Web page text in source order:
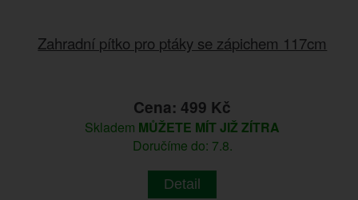
Zahradní pítko pro ptáky se zápichem 117cm
Cena: 499 Kč
Skladem MŮŽETE MÍT JIŽ ZÍTRA
Doručíme do: 7.8.
Detail